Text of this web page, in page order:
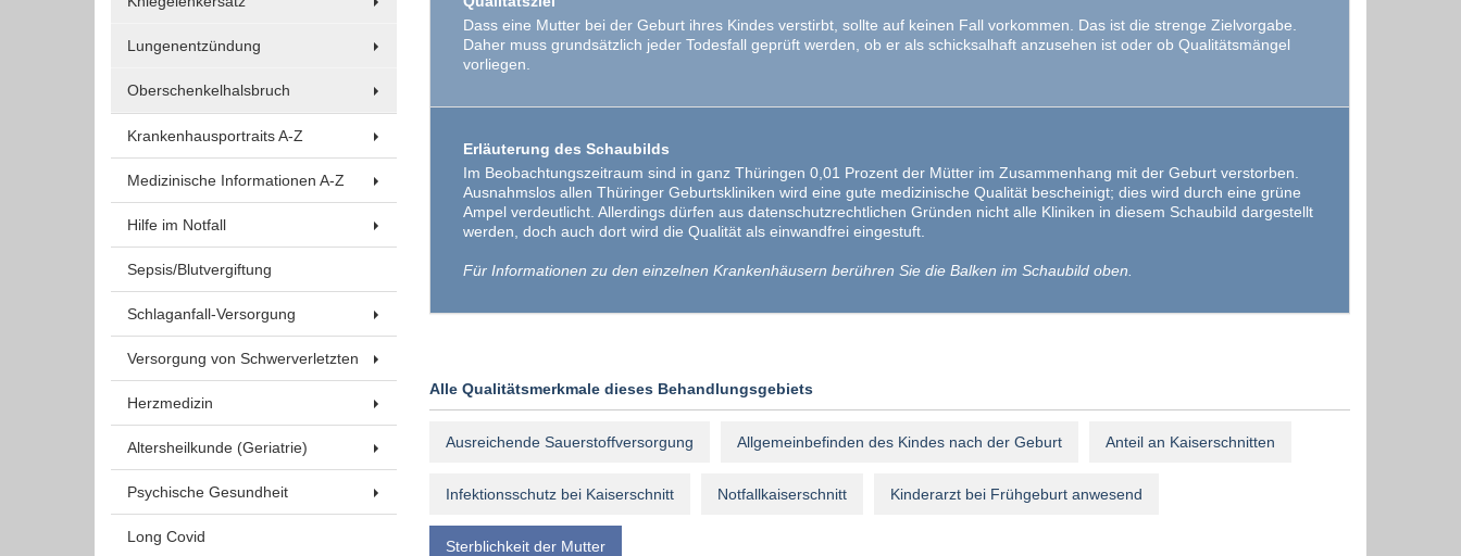
Lungenentzündung
Oberschenkelhalsbruch
Krankenhausportraits A-Z
Medizinische Informationen A-Z
Hilfe im Notfall
Sepsis/Blutvergiftung
Schlaganfall-Versorgung
Versorgung von Schwerverletzten
Herzmedizin
Altersheilkunde (Geriatrie)
Psychische Gesundheit
Long Covid
Dass eine Mutter bei der Geburt ihres Kindes verstirbt, sollte auf keinen Fall vorkommen. Das ist die strenge Zielvorgabe.
Daher muss grundsätzlich jeder Todesfall geprüft werden, ob er als schicksalhaft anzusehen ist oder ob Qualitätsmängel
vorliegen.
Erläuterung des Schaubilds
Im Beobachtungszeitraum sind in ganz Thüringen 0,01 Prozent der Mütter im Zusammenhang mit der Geburt verstorben.
Ausnahmslos allen Thüringer Geburtskliniken wird eine gute medizinische Qualität bescheinigt; dies wird durch eine grüne
Ampel verdeutlicht. Allerdings dürfen aus datenschutzrechtlichen Gründen nicht alle Kliniken in diesem Schaubild dargestellt
werden, doch auch dort wird die Qualität als einwandfrei eingestuft.
Für Informationen zu den einzelnen Krankenhäusern berühren Sie die Balken im Schaubild oben.
Alle Qualitätsmerkmale dieses Behandlungsgebiets
Ausreichende Sauerstoffversorgung Allgemeinbefinden des Kindes nach der Geburt Anteil an Kaiserschnitten
Infektionsschutz bei Kaiserschnitt Notfallkaiserschnitt Kinderarzt bei Frühgeburt anwesend
Sterblichkeit der Mutter